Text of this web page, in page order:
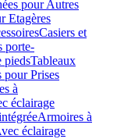
pour Autres
Etagères
Casiers et
porte-
piedsTableaux
pour Prises
à
éclairage
Armoires à
éclairage